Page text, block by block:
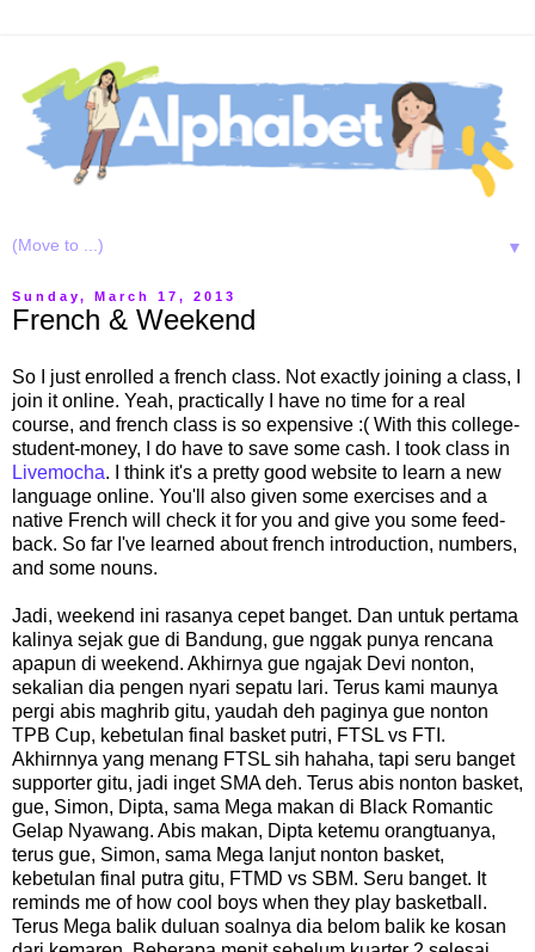
▼
Sunday, March 17, 2013
French & Weekend
So I just enrolled a french class. Not exactly joining a class, I
join it online. Yeah, practically I have no time for a real
course, and french class is so expensive :( With this college-
student-money, I do have to save some cash. I took class in
Livemocha. I think it's a pretty good website to learn a new
language online. You'll also given some exercises and a
native French will check it for you and give you some feed-
back. So far I've learned about french introduction, numbers,
and some nouns.
Jadi, weekend ini rasanya cepet banget. Dan untuk pertama
kalinya sejak gue di Bandung, gue nggak punya rencana
apapun di weekend. Akhirnya gue ngajak Devi nonton,
sekalian dia pengen nyari sepatu lari. Terus kami maunya
pergi abis maghrib gitu, yaudah deh paginya gue nonton
TPB Cup, kebetulan final basket putri, FTSL vs FTI.
Akhirnnya yang menang FTSL sih hahaha, tapi seru banget
supporter gitu, jadi inget SMA deh. Terus abis nonton basket,
gue, Simon, Dipta, sama Mega makan di Black Romantic
Gelap Nyawang. Abis makan, Dipta ketemu orangtuanya,
terus gue, Simon, sama Mega lanjut nonton basket,
kebetulan final putra gitu, FTMD vs SBM. Seru banget. It
reminds me of how cool boys when they play basketball.
Terus Mega balik duluan soalnya dia belom balik ke kosan